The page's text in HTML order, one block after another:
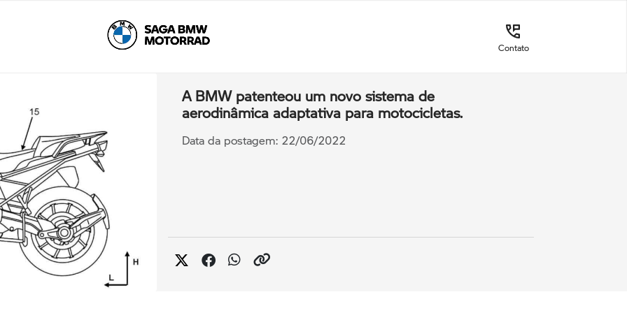
Contato
A BMW patenteou um novo sistema de
aerodinâmica adaptativa para motocicletas.
Data da postagem: 22/06/2022